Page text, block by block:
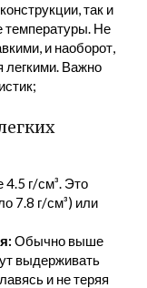
так и
температуры. Не
и наоборот,
легкими. Важно
г/см³. Это
7.8 г/см³) или
Обычно выше
выдерживать
и не теряя